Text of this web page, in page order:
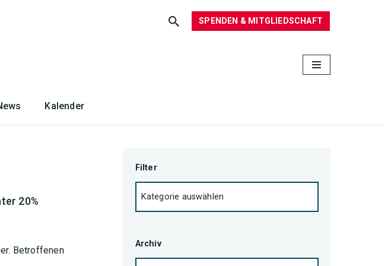
SPENDEN & MITGLIEDSCHAFT
Kalender
20%
Betroffenen
Filter
Archiv